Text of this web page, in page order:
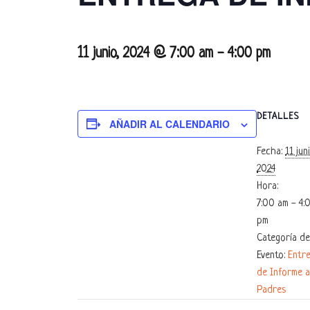
11 junio, 2024 @ 7:00 am -4:00 pm
AÑADIR AL CALENDARIO
DETALLES
Fecha: 11
2024
Hora:
7:00 am -
pm
Categoría
Evento:
de Informe a
Padres